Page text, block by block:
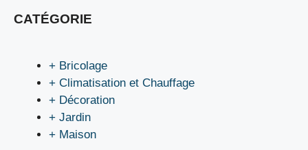
CATÉGORIE
+ Bricolage
+ Climatisation et Chauffage
+ Décoration
+ Jardin
+ Maison